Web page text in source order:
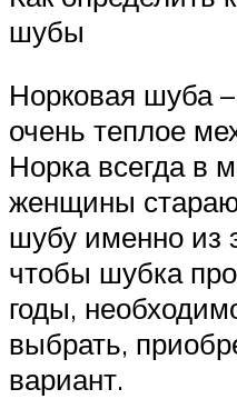
шубы
Норковая шуба
очень теплое
Норка всегда в
женщины
шубу именно из
чтобы шубка
годы,
выбрать,
вариант.